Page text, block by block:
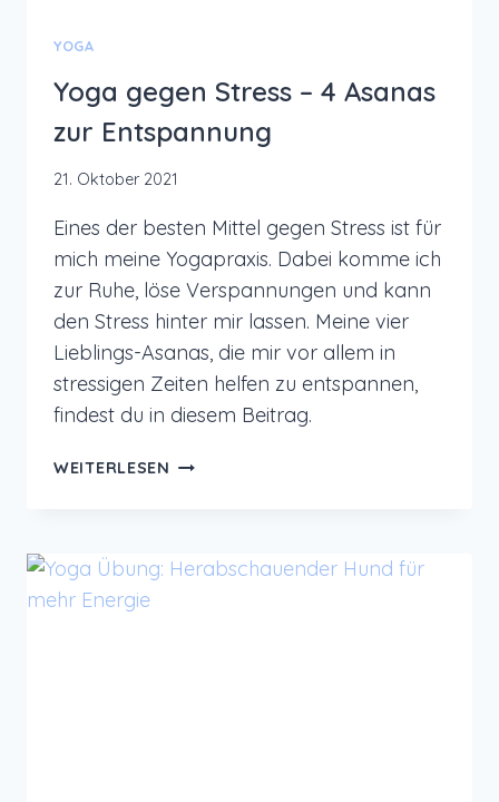
YOGA
Yoga gegen Stress – 4 Asanas
zur Entspannung
21. Oktober 2021
Eines der besten Mittel gegen Stress ist für
mich meine Yogapraxis. Dabei komme ich
zur Ruhe, löse Verspannungen und kann
den Stress hinter mir lassen. Meine vier
Lieblings-Asanas, die mir vor allem in
stressigen Zeiten helfen zu entspannen,
findest du in diesem Beitrag.
WEITERLESEN YOGA
4